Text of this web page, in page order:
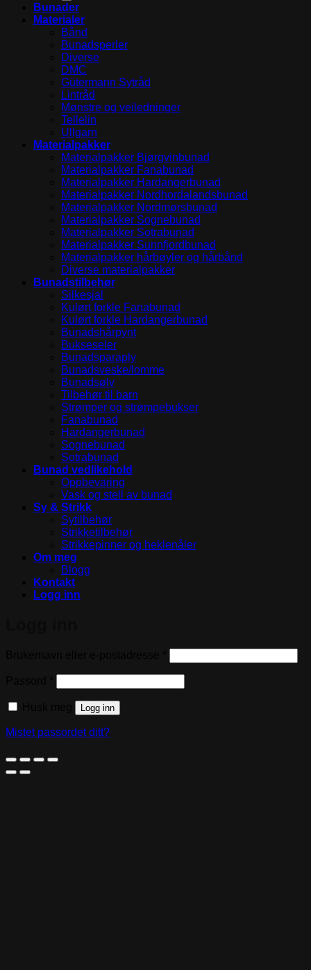
Bunader
Materialer
Bånd
Bunadsperler
Diverse
DMC
Gütermann Sytråd
Lintråd
Mønstre og veiledninger
Tellelin
Ullgarn
Materialpakker
Materialpakker Bjørgvinbunad
Materialpakker Fanabunad
Materialpakker Hardangerbunad
Materialpakker Nordhordalandsbunad
Materialpakker Nordmørsbunad
Materialpakker Sognebunad
Materialpakker Sotrabunad
Materialpakker Sunnfjordbunad
Materialpakker hårbøyler og hårbånd
Diverse materialpakker
Bunadstilbehør
Silkesjal
Kulørt forkle Fanabunad
Kulørt forkle Hardangerbunad
Bunadshårpynt
Bukseseler
Bunadsparaply
Bunadsveske/lomme
Bunadsølv
Tilbehør til barn
Strømper og strømpebukser
Fanabunad
Hardangerbunad
Sognebunad
Sotrabunad
Bunad vedlikehold
Oppbevaring
Vask og stell av bunad
Sy & Strikk
Sytilbehør
Strikketilbehør
Strikkepinner og heklenåler
Om meg
Blogg
Kontakt
Logg inn
Logg inn
Mistet passordet ditt?